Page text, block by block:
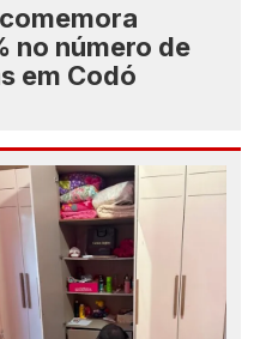
no número de
em Codó